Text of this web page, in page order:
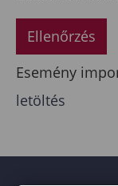
Ellenőrzés
Esemény
letöltés